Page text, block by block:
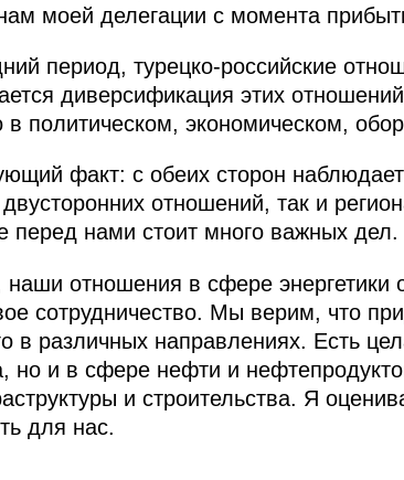
моей делегации с момента
период, турецко-российские
диверсификация этих
в политическом, экономическом,
факт: с обеих сторон
двусторонних отношений, так и
перед нами стоит много важных дел.
отношения в сфере
сотрудничество. Мы верим, что
в различных направлениях. Есть
но и в сфере нефти и
и строительства. Я
для нас.